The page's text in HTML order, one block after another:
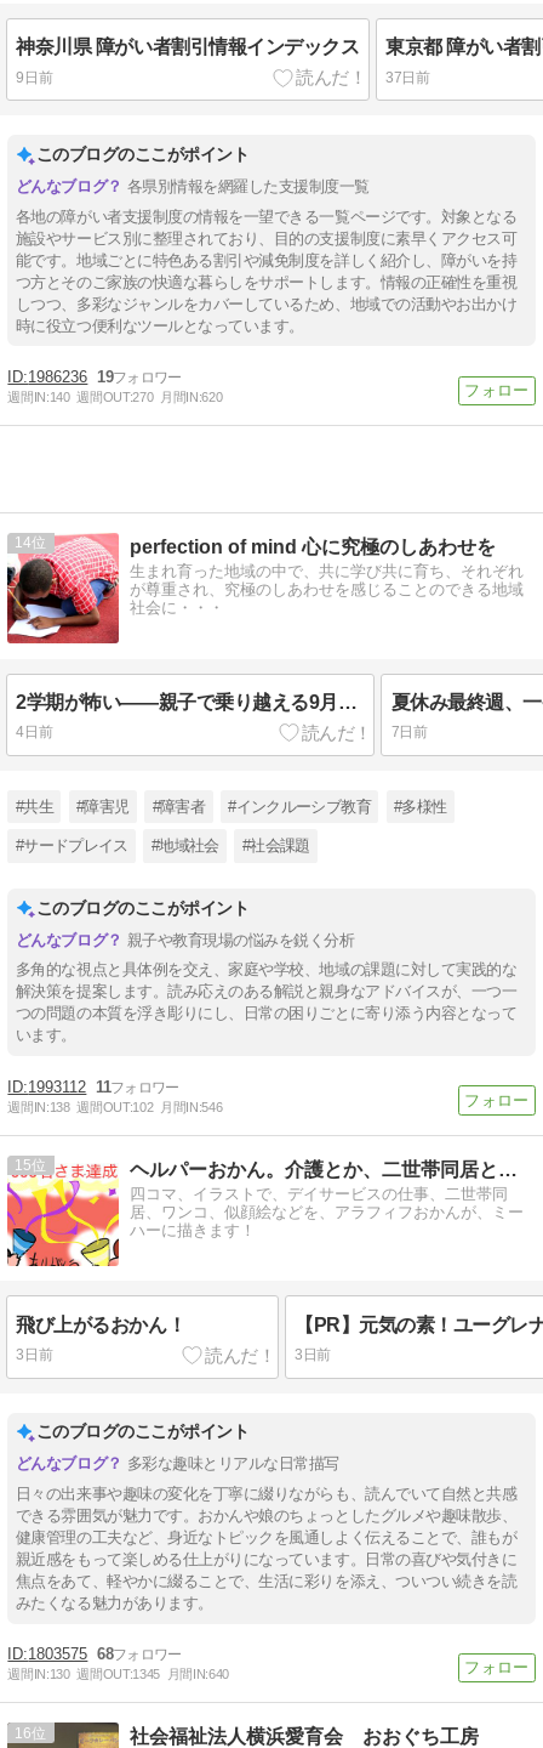
神奈川県 障がい者割引情報インデックス
9日前
東京都 障がい者
37日前
このブログのここがポイント
各県別情報を網羅した支援制度一覧
各地の障がい者支援制度の情報を一望できる一覧ページです。対象となる
施設やサービス別に整理されており、目的の支援制度に素早くアクセス可
能です。地域ごとに特色ある割引や減免制度を詳しく紹介し、障がいを持
つ方とそのご家族の快適な暮らしをサポートします。情報の正確性を重視
しつつ、多彩なジャンルをカバーしているため、地域での活動やお出かけ
時に役立つ便利なツールとなっています。
1986236 19
週間IN:140 週間OUT:270 月間IN:620
14 perfection of mind 心に究極のしあわせを
生まれ育った地域の中で、共に学び共に育ち、それぞれ
が尊重され、究極のしあわせを感じることのできる地域
社会に・・・
2学期が怖い——親子で乗り越える9月の壁
4日前
夏休み最終週、
7日前
#共生 #障害児 #障害者 #インクルーシブ教育 #多様性
#サードプレイス #地域社会 #社会課題
このブログのここがポイント
親子や教育現場の悩みを鋭く分析
多角的な視点と具体例を交え、家庭や学校、地域の課題に対して実践的な
解決策を提案します。読み応えのある解説と親身なアドバイスが、一つ一
つの問題の本質を浮き彫りにし、日常の困りごとに寄り添う内容となって
います。
1993112 11
週間IN:138 週間OUT:102 月間IN:546
15 ヘルパーおかん。介護とか、二世帯同居とかマンガ。
四コマ、イラストで、デイサービスの仕事、二世帯同
居、ワンコ、似顔絵などを、アラフィフおかんが、ミー
ハーに描きます！
飛び上がるおかん！
3日前 3日前
このブログのここがポイント
多彩な趣味とリアルな日常描写
日々の出来事や趣味の変化を丁寧に綴りながらも、読んでいて自然と共感
できる雰囲気が魅力です。おかんや娘のちょっとしたグルメや趣味散歩、
健康管理の工夫など、身近なトピックを風通しよく伝えることで、誰もが
親近感をもって楽しめる仕上がりになっています。日常の喜びや気付きに
焦点をあて、軽やかに綴ることで、生活に彩りを添え、ついつい続きを読
みたくなる魅力があります。
1803575 68
週間IN:130 週間OUT:1345 月間IN:640
16 社会福祉法人横浜愛育会 おおぐち工房